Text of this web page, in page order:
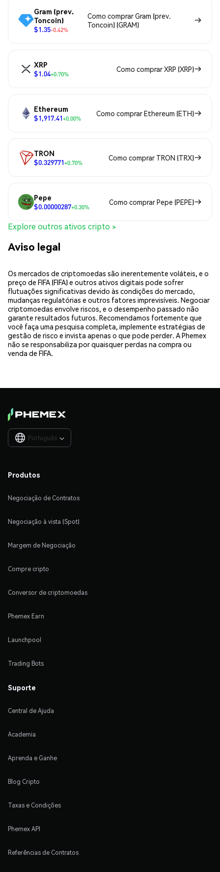
Gram (prev.
Toncoin)
$1.35-0.42%
Como comprar Gram (prev.
Toncoin) (GRAM)
XRP
$1.04+0.70%
Como comprar XRP (XRP)
Ethereum
$1,917.41+0.00%
Como comprar Ethereum (ETH)
TRON
$0.329771+0.70%
Como comprar TRON (TRX)
Pepe
$0.00000287+0.30%
Como comprar Pepe (PEPE)
Explore outros ativos cripto >
Aviso legal
Os mercados de criptomoedas são inerentemente voláteis, e o
preço de FIFA (FIFA) e outros ativos digitais pode sofrer
flutuações significativas devido às condições do mercado,
mudanças regulatórias e outros fatores imprevisíveis. Negociar
criptomoedas envolve riscos, e o desempenho passado não
garante resultados futuros. Recomendamos fortemente que
você faça uma pesquisa completa, implemente estratégias de
gestão de risco e invista apenas o que pode perder. A Phemex
não se responsabiliza por quaisquer perdas na compra ou
venda de FIFA.
Português 
Produtos
Negociação de Contratos
Negociação à vista (Spot)
Margem de Negociação
Compre cripto
Conversor de criptomoedas
Phemex Earn
Launchpool
Trading Bots
Suporte
Central de Ajuda
Academia
Aprenda e Ganhe
Blog Cripto
Taxas e Condições
Phemex API
Referências de Contratos